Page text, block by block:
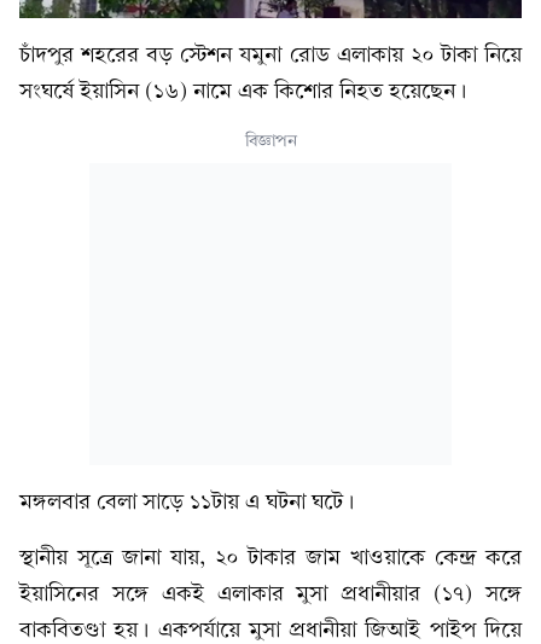
চাঁদপুর শহরের বড় স্টেশন যমুনা রোড এলাকায় ২০ টাকা নিয়ে
সংঘর্ষে ইয়াসিন (১৬) নামে এক কিশোর নিহত হয়েছেন।
বিজ্ঞাপন
মঙ্গলবার বেলা সাড়ে ১১টায় এ ঘটনা ঘটে।
স্থানীয় সূত্রে জানা যায়, ২০ টাকার জাম খাওয়াকে কেন্দ্র করে
ইয়াসিনের সঙ্গে একই এলাকার মুসা প্রধানীয়ার (১৭) সঙ্গে
বাকবিতণ্ডা হয়। একপর্যায়ে মুসা প্রধানীয়া জিআই পাইপ দিয়ে